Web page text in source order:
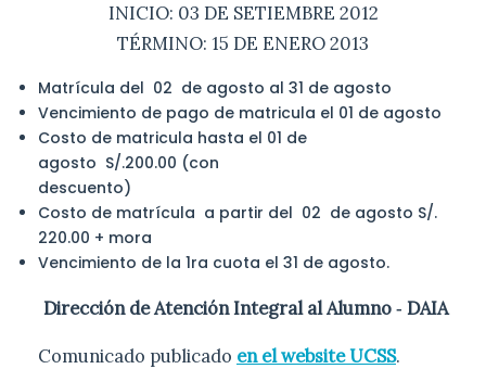
INICIO: 03 DE SETIEMBRE 2012
TÉRMINO: 15 DE ENERO 2013
Matrícula del 02 de agosto al 31 de agosto
Vencimiento de pago de matricula el 01 de agosto
Costo de matricula hasta el 01 de
agosto S/.200.00 (con
descuento)
Costo de matrícula a partir del 02 de agosto S/.
220.00 + mora
Vencimiento de la 1ra cuota el 31 de agosto.
Dirección de Atención Integral al Alumno ‐ DAIA
Comunicado publicado en el website UCSS.